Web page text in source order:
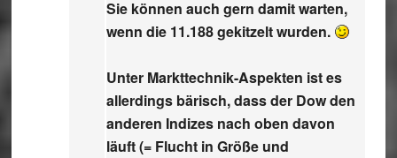
Sie können auch gern damit warten,
wenn die 11.188 gekitzelt wurden.
Unter Markttechnik-Aspekten ist es
allerdings bärisch, dass der Dow den
anderen Indizes nach oben davon
läuft (= Flucht in Größe und